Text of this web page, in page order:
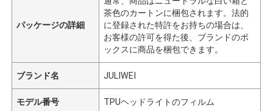
パッケージの詳細
茶色のカートンに梱包されます。法的
に登録された特許をお持ちの場合は、
お客様の許可を得た後、ブランドのボ
ックスに商品を梱包できます。
ブランド名 JULIWEI
モデル番号 TPUヘッドライトのフィルム